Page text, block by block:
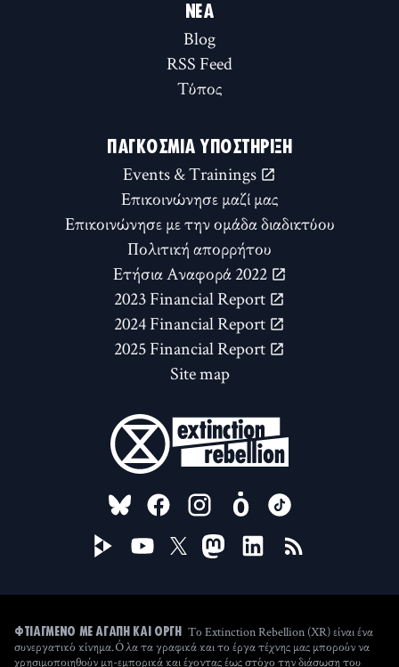
ΝΈΑ
Blog
RSS Feed
Τύπος
ΠΑΓΚΌΣΜΙΑ ΥΠΟΣΤΉΡΙΞΗ
Events & Trainings
Επικοινώνησε μαζί μας
Επικοινώνησε με την ομάδα διαδικτύου
Πολιτική απορρήτου
Ετήσια Αναφορά 2022
2023 Financial Report
2024 Financial Report
2025 Financial Report
Site map
FOLLOW US ON
ΦΤΙΑΓΜΈΝΟ ΜΕ ΑΓΆΠΗ ΚΑΙ ΟΡΓΉ
Το Extinction Rebellion (XR) είναι ένα
συνεργατικό κίνημα. Όλα τα γραφικά και το έργα τέχνης μας μπορούν να
χρησιμοποιηθούν μη-εμπορικά και έχοντας έως στόχο την διάσωση του